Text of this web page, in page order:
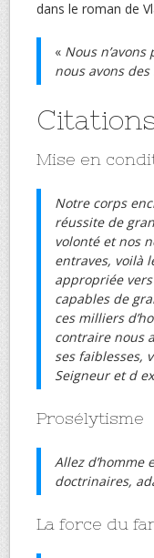
dans le roman de
« Nous
nous avons
Mise en
Notre corps
réussite de
volonté et nos
entraves, voilà
appropriée
capables de
ces milliers
contraire nous
ses faiblesses,
Seigneur et d
Prosélytisme
Allez d’homme
doctrinaires,
La force du